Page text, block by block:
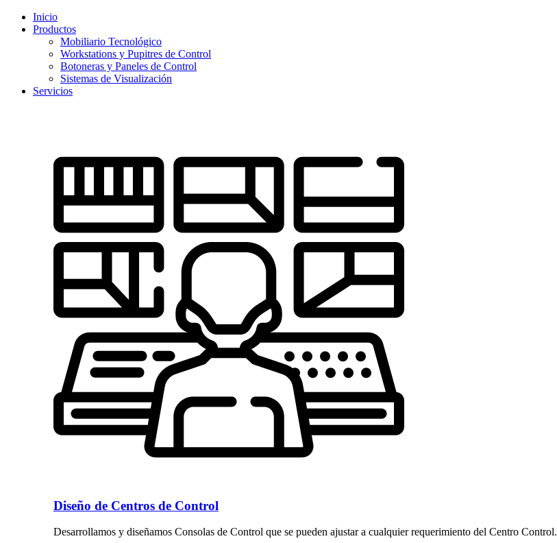
Inicio
Productos
Mobiliario Tecnológico
Workstations y Pupitres de Control
Botoneras y Paneles de Control
Sistemas de Visualización
Servicios
Diseño de Centros de Control
Desarrollamos y diseñamos Consolas de Control que se pueden ajustar a cualquier requerimiento del Centro Control.